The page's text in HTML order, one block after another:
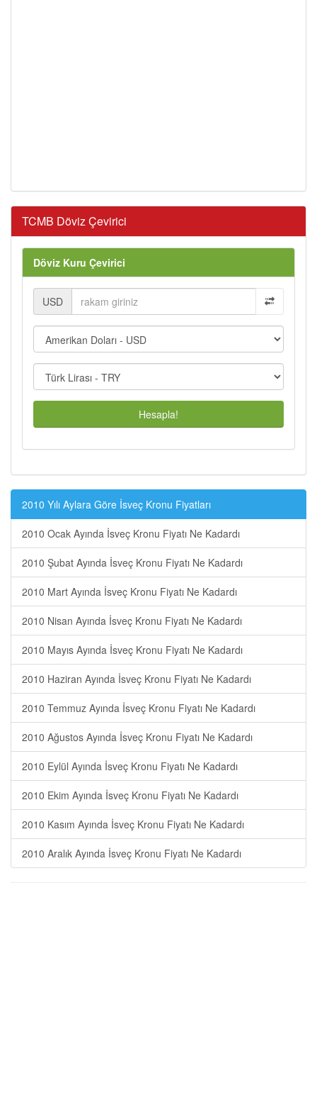
TCMB Döviz Çevirici
Döviz Kuru Çevirici
USD
Hesapla!
2010 Yılı Aylara Göre İsveç Kronu Fiyatları
2010 Ocak Ayında İsveç Kronu Fiyatı Ne Kadardı
2010 Şubat Ayında İsveç Kronu Fiyatı Ne Kadardı
2010 Mart Ayında İsveç Kronu Fiyatı Ne Kadardı
2010 Nisan Ayında İsveç Kronu Fiyatı Ne Kadardı
2010 Mayıs Ayında İsveç Kronu Fiyatı Ne Kadardı
2010 Haziran Ayında İsveç Kronu Fiyatı Ne Kadardı
2010 Temmuz Ayında İsveç Kronu Fiyatı Ne Kadardı
2010 Ağustos Ayında İsveç Kronu Fiyatı Ne Kadardı
2010 Eylül Ayında İsveç Kronu Fiyatı Ne Kadardı
2010 Ekim Ayında İsveç Kronu Fiyatı Ne Kadardı
2010 Kasım Ayında İsveç Kronu Fiyatı Ne Kadardı
2010 Aralık Ayında İsveç Kronu Fiyatı Ne Kadardı